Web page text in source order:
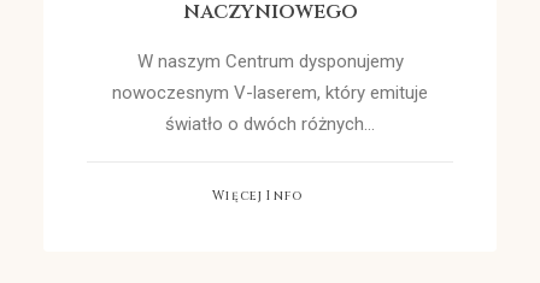
naczyniowego
W naszym Centrum dysponujemy
nowoczesnym V-laserem, który emituje
światło o dwóch różnych…
Więcej Info